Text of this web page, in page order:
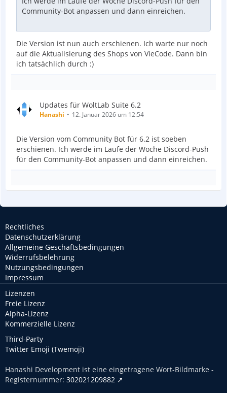
Community-Bot anpassen und dann einreichen.
Die Version ist nun auch erschienen. Ich warte nur noch
auf die Aktualisierung des Shops von VieCode. Dann bin
ich tatsächlich durch :)
Updates für WoltLab Suite 6.2
Hanashi 12. Januar 2026 um 12:54
Die Version vom Community Bot für 6.2 ist soeben
erschienen. Ich werde im Laufe der Woche Discord-Push
für den Community-Bot anpassen und dann einreichen.
Rechtliches
Datenschutzerklärung
Allgemeine Geschäftsbedingungen
Widerrufsbelehrung
Nutzungsbedingungen
Impressum
Lizenzen
Freie Lizenz
Alpha-Lizenz
Kommerzielle Lizenz
Third-Party
Twitter Emoji (Twemoji)
Hanashi Development ist eine eingetragene Wort-Bildmarke -
Registernummer: 302021209882